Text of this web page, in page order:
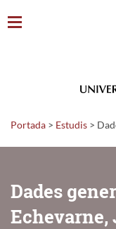
Portada > Estudis >
Dades
Echevarne,